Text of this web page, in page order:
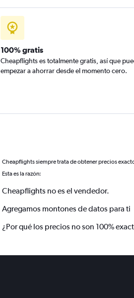
100% gratis
Cheapflights es totalmente gratis, así que
empezar a ahorrar desde el momento cero.
Cheapflights siempre trata de obtener precios
Esta es la razón:
Cheapflights no es el vendedor.
Agregamos montones de datos para ti
¿Por qué los precios no son 100%